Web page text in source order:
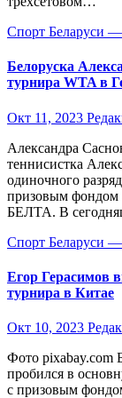
Спорт Беларуси —
Белоруска
турнира WTA в
Окт 11, 2023
Александра
теннисистка
одиночного
призовым фондом
БЕЛТА. В
Спорт Беларуси —
Егор Герасимов
турнира в Китае
Окт 10, 2023
Фото pixabay.com
пробился в
с призовым